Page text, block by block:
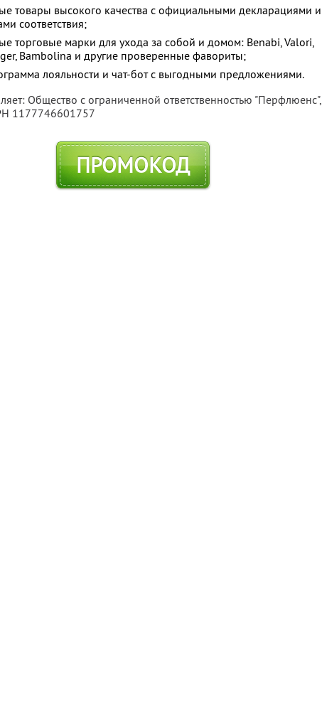
товары высокого качества с официальными декларациями и
соответствия;
торговые марки для ухода за собой и домом: Benabi, Valori,
Bambolina и другие проверенные фавориты;
лояльности и чат-бот с выгодными предложениями.
Общество с ограниченной ответственностью "Перфлюенс",
1177746601757
ПРОМОКОД